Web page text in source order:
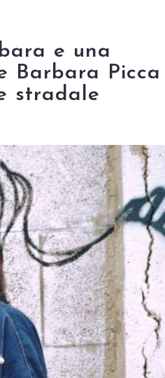
e una
Barbara Picca
stradale